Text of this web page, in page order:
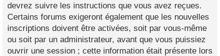
devrez suivre les instructions que vous avez reçues.
Certains forums exigeront également que les nouvelles
inscriptions doivent être activées, soit par vous-même
ou soit par un administrateur, avant que vous puissiez
ouvrir une session ; cette information était présente lors